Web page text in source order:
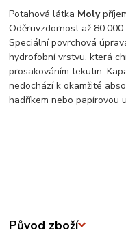
Potahová látka Moly
Oděruvzdornost až
Speciální povrchová
hydrofobní vrstvu, která
prosakováním tekutin.
nedochází k okamžité
hadříkem nebo papírovou
Původ zboží